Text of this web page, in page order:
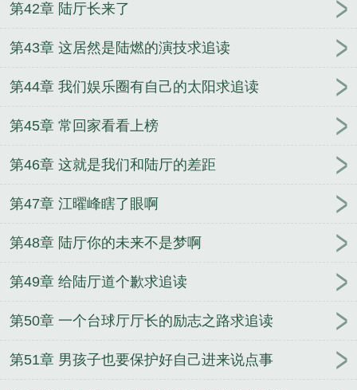
第42章 陆厅长来了
第43章 这居然是陆燃的演技求追读
第44章 我们娱乐圈有自己的太阳求追读
第45章 常回家看看上榜
第46章 这就是我们和陆厅的差距
第47章 江曜峰瞎了眼啊
第48章 陆厅你的未来不是梦啊
第49章 给陆厅道个歉求追读
第50章 一个台球厅厅长的励志之路求追读
第51章 男孩子也要保护好自己进来说点事